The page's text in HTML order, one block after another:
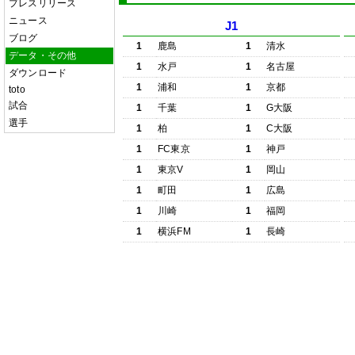
プレスリリース
ニュース
ブログ
データ・その他
ダウンロード
toto
試合
選手
J1
1 鹿島 1
清水
1
水戸 1
名古屋
1
浦和 1
京都
1
千葉 1
G大阪
1
柏 1
C大阪
1
FC東京 1
神戸
1
東京V 1
岡山
1
町田 1
広島
1
川崎 1
福岡
1
横浜FM 1 長崎